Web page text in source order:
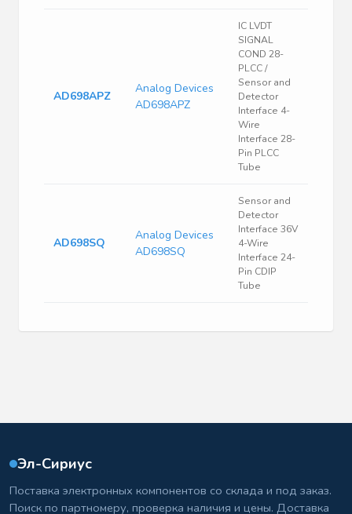
AD698APZ
Analog Devices
AD698APZ
IC LVDT
SIGNAL
COND 28-
PLCC /
Sensor and
Detector
Interface 4-
Wire
Interface 28-
Pin PLCC
Tube
AD698SQ
Analog Devices
AD698SQ
Sensor and
Detector
Interface 36V
4-Wire
Interface 24-
Pin CDIP
Tube
Эл-Сириус
Поставка электронных компонентов со склада и под заказ.
Поиск по партномеру, проверка наличия и цены. Доставка